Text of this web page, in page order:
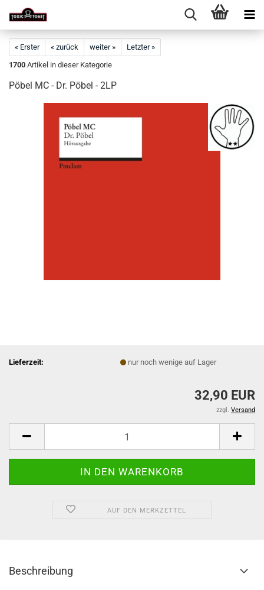
« Erster « zurück weiter »
Letzter »
1700 Artikel in dieser Kategorie
Pöbel MC - Dr. Pöbel - 2LP
Lieferzeit: nur noch wenige auf Lager
32,90 EUR
zzgl. Versand
AUF DEN MERKZETTEL
Beschreibung